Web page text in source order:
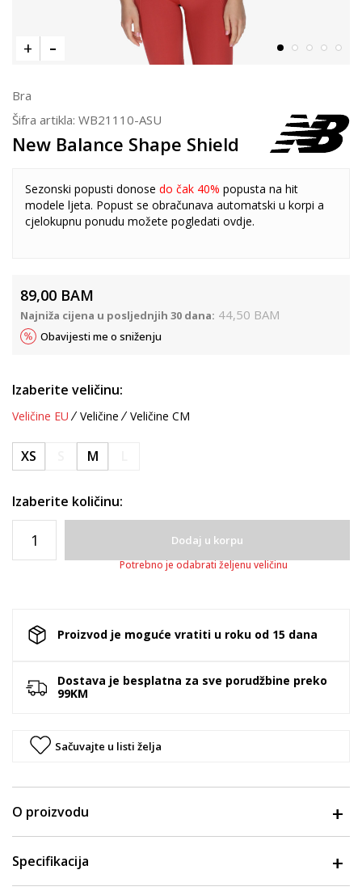
Bra
Šifra artikla: WB21110-ASU
New Balance Shape Shield
Sezonski popusti donose do čak 40% popusta na hit
modele ljeta. Popust se obračunava automatski u korpi a
cjelokupnu ponudu možete pogledati ovdje.
89,00 BAM
Najniža cijena u posljednjih 30 dana: 44,50 BAM
Obavijesti me o sniženju
Izaberite veličinu:
Veličine EU Veličine Veličine CM
XS M
Izaberite količinu:
Dodaj u korpu
Potrebno je odabrati željenu veličinu
Proizvod je moguće vratiti u roku od 15 dana
Dostava je besplatna za sve porudžbine preko
99KM
Sačuvajte u listi želja
O proizvodu
Specifikacija